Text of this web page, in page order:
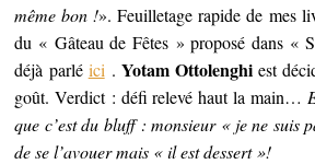
même bon !». Feuilletage rapide de mes
du « Gâteau de Fêtes » proposé dans «
déjà parlé ici . Yotam Ottolenghi est
goût. Verdict : défi relevé haut la main…
que c’est du bluff : monsieur « je ne suis
de se l’avouer mais « il est dessert »!